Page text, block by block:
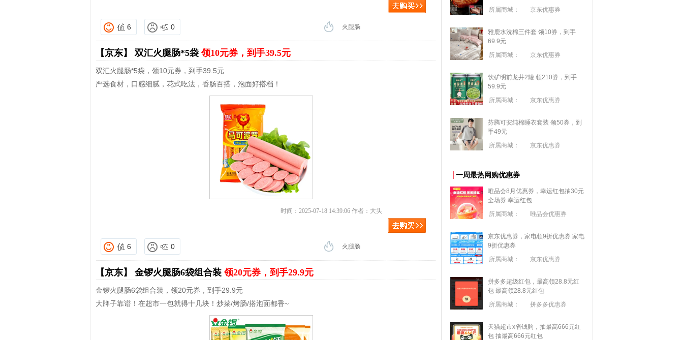
6 0 火腿肠
【京东】 双汇火腿肠*5袋领10元券，到手39.5元
双汇火腿肠*5袋，领10元券，到手39.5元
严选食材，口感细腻，花式吃法，香肠百搭，泡面好搭档！
时间：2025-07-18 14:39:06 作者：大头
6 0 火腿肠
【京东】 金锣火腿肠6袋组合装领20元券，到手29.9元
金锣火腿肠6袋组合装，领20元券，到手29.9元
大牌子靠谱！在超市一包就得十几块！炒菜/烤肠/搭泡面都香~
所属商城：
京东优惠券
雅鹿水洗棉三件套 领10券，到手
69.9元
所属商城：
京东优惠券
饮矿明前龙井2罐 领210券，到手
59.9元
所属商城：
京东优惠券
芬腾可安纯棉睡衣套装 领50券，到
手49元
所属商城：
京东优惠券
一周最热网购优惠券
唯品会8月优惠券，幸运红包抽30元
全场券 幸运红包
所属商城：
唯品会优惠券
京东优惠券，家电领9折优惠券 家电
9折优惠券
所属商城：
京东优惠券
拼多多超级红包，最高领28.8元红
包 最高领28.8元红包
所属商城：
拼多多优惠券
天猫超市x省钱购，抽最高666元红
包 抽最高666元红包